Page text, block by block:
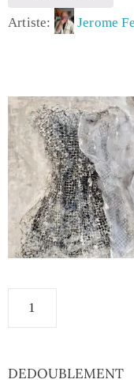
Artiste: Jerome
DEDOUBLEMENT